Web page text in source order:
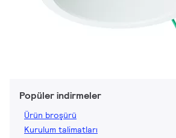
Popüler indirmeler
Ürün broşürü
Kurulum talimatları